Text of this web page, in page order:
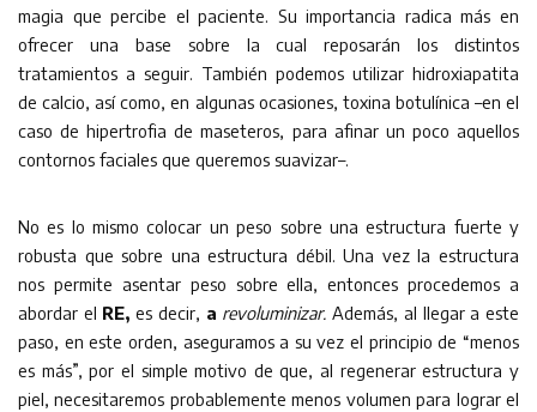
magia que percibe el paciente. Su importancia radica más en
ofrecer una base sobre la cual reposarán los distintos
tratamientos a seguir. También podemos utilizar hidroxiapatita
de calcio, así como, en algunas ocasiones, toxina botulínica –en el
caso de hipertrofia de maseteros, para afinar un poco aquellos
contornos faciales que queremos suavizar–.
No es lo mismo colocar un peso sobre una estructura fuerte y
robusta que sobre una estructura débil. Una vez la estructura
nos permite asentar peso sobre ella, entonces procedemos a
abordar el RE, es decir, a revoluminizar. Además, al llegar a este
paso, en este orden, aseguramos a su vez el principio de “menos
es más”, por el simple motivo de que, al regenerar estructura y
piel, necesitaremos probablemente menos volumen para lograr el